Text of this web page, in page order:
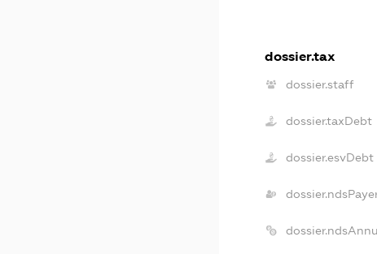
dossier.tax
dossier.staff
dossier.taxDebt
dossier.esvDebt